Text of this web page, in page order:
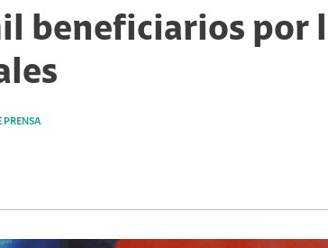
beneficiarios por
PRENSA